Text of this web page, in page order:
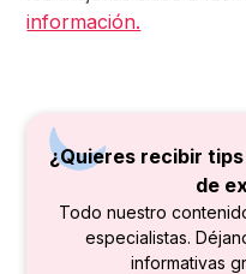
información.
¿Quieres recibir
de
Todo nuestro
especialistas.
informativas